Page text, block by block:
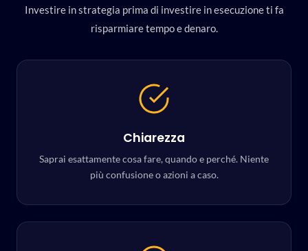
Investire in strategia prima di investire in esecuzione ti fa
risparmiare tempo e denaro.
Chiarezza
Saprai esattamente cosa fare, quando e perché. Niente
più confusione o azioni a caso.